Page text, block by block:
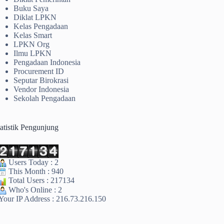
Buku Saya
Diklat LPKN
Kelas Pengadaan
Kelas Smart
LPKN Org
Ilmu LPKN
Pengadaan Indonesia
Procurement ID
Seputar Birokrasi
Vendor Indonesia
Sekolah Pengadaan
Pengunjung
Users Today : 2
This Month : 940
Total Users : 217134
Who's Online : 2
IP Address : 216.73.216.150